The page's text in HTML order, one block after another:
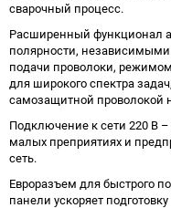
сварочный процесс.
Расширенный функционал
полярности, независимыми
подачи проволоки,
для широкого спектра
самозащитной проволокой
Подключение к сети 220 В
малых преприятиях и
сеть.
Евроразъем для быстрого
панели ускоряет